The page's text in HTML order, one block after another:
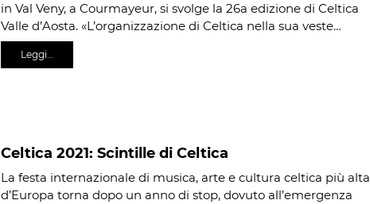
in Val Veny, a Courmayeur, si svolge la 26a edizione di Celtica
Valle d’Aosta. «L’organizzazione di Celtica nella sua veste…
Leggi…
Celtica 2021: Scintille di Celtica
La festa internazionale di musica, arte e cultura celtica più alta
d’Europa torna dopo un anno di stop, dovuto all’emergenza